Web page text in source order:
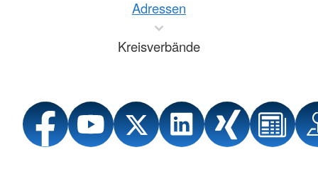
Adressen
Kreisverbände